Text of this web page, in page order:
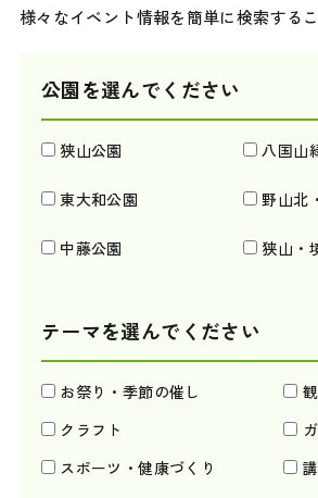
様々なイベント情報を簡単に検索する
公園を選んでください
狭山公園 八国山
東大和公園 野山北
中藤公園 狭山・
テーマを選んでください
お祭り・季節の催し
クラフト
スポーツ・健康づくり